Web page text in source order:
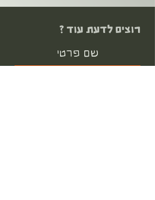
רוצים לדעת עוד ?
שם פרטי